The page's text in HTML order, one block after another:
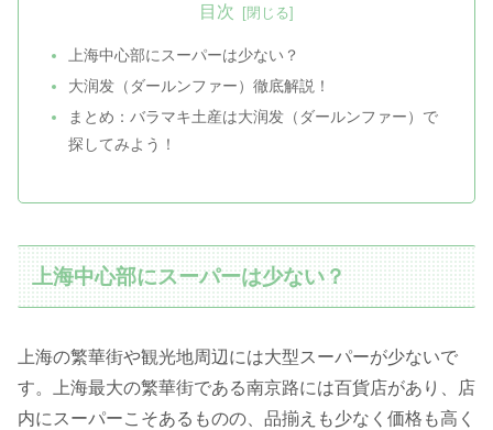
目次
上海中心部にスーパーは少ない？
大润发（ダールンファー）徹底解説！
まとめ：バラマキ土産は大润发（ダールンファー）で
探してみよう！
上海中心部にスーパーは少ない？
上海の繁華街や観光地周辺には大型スーパーが少ないで
す。上海最大の繁華街である南京路には百貨店があり、店
内にスーパーこそあるものの、品揃えも少なく価格も高く